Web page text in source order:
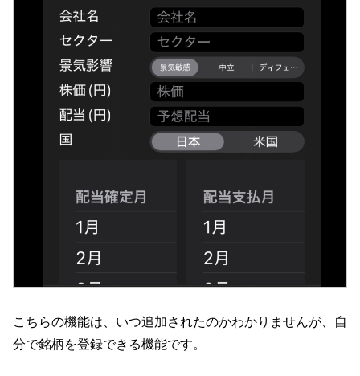
こちらの機能は、いつ追加されたのかわかりませんが、自
分で銘柄を登録できる機能です。